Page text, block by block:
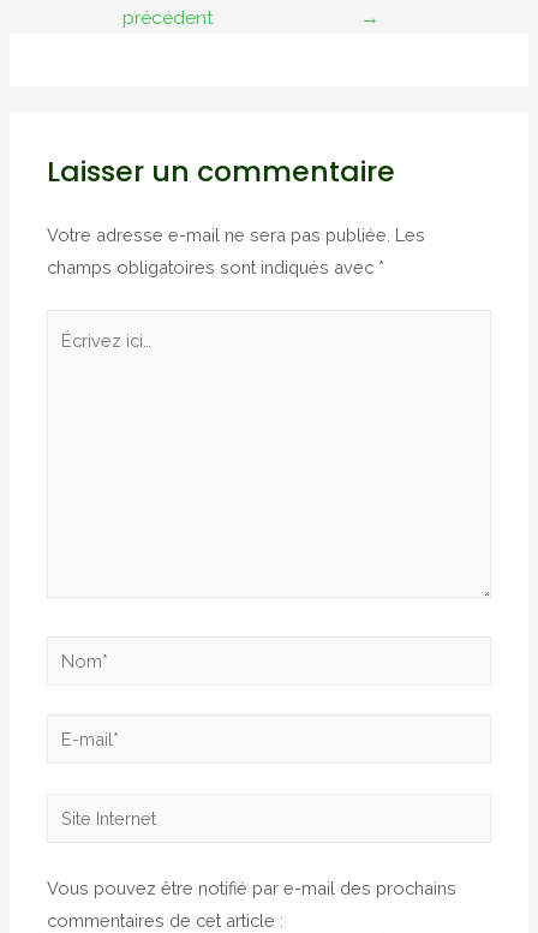
précédent
→
Laisser un commentaire
Votre adresse e-mail ne sera pas publiée. Les
champs obligatoires sont indiqués avec *
Nom*
E-
Site
Vous pouvez être notifié par e-mail des prochains
commentaires de cet article :